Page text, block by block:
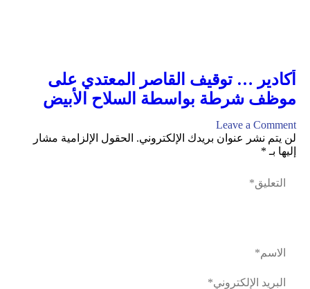
أكادير … توقيف القاصر المعتدي على
موظف شرطة بواسطة السلاح الأبيض
Leave a Comment
لن يتم نشر عنوان بريدك الإلكتروني. الحقول الإلزامية مشار
إليها بـ *